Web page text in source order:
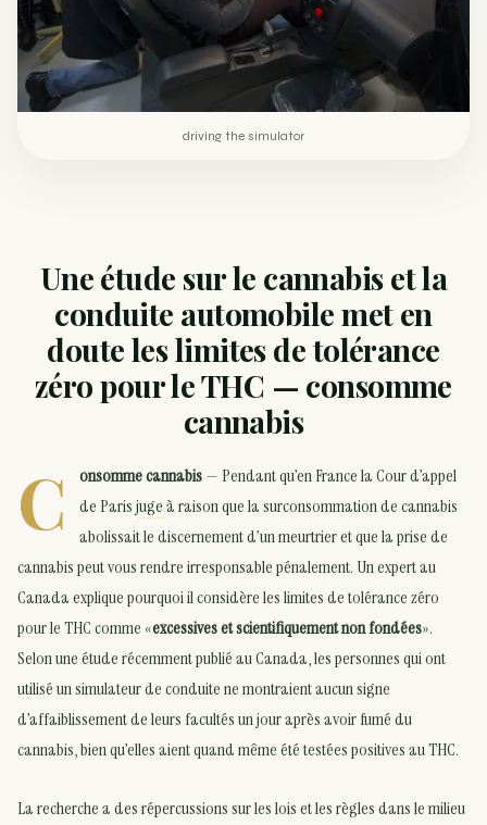
driving the simulator
Une étude sur le cannabis et la
conduite automobile met en
doute les limites de tolérance
zéro pour le THC — consomme
cannabis
C onsomme cannabis— Pendant qu’en France la Cour d’appel
de Parisjugeà raison que la surconsommation de cannabis
abolissait le discernement d’un meurtrier et que la prise de
cannabis peut vous rendre irresponsable pénalement. Un expert au
Canada explique pourquoi il considère les limites de tolérance zéro
pour le THC comme «excessives et scientifiquementnonfondées».
Selon une étude récemment publié au Canada, les personnes qui ont
utilisé un simulateur de conduite ne montraient aucun signe
d’affaiblissement de leurs facultés un jour après avoir fumé du
cannabis, bien qu’elles aient quand même été testées positives au THC.
La recherche a des répercussions sur les lois et les règles dans le milieu